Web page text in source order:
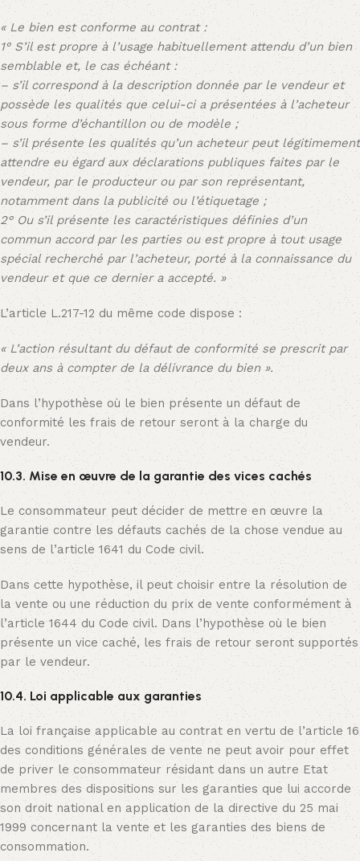
« Le bien est conforme au contrat :
1° S’il est propre à l’usage habituellement attendu d’un bien
semblable et, le cas échéant :
– s’il correspond à la description donnée par le vendeur et
possède les qualités que celui-ci a présentées à l’acheteur
sous forme d’échantillon ou de modèle ;
– s’il présente les qualités qu’un acheteur peut légitimement
attendre eu égard aux déclarations publiques faites par le
vendeur, par le producteur ou par son représentant,
notamment dans la publicité ou l’étiquetage ;
2° Ou s’il présente les caractéristiques définies d’un
commun accord par les parties ou est propre à tout usage
spécial recherché par l’acheteur, porté à la connaissance du
vendeur et que ce dernier a accepté. »
L’article L.217-12 du même code dispose :
« L’action résultant du défaut de conformité se prescrit par
deux ans à compter de la délivrance du bien ».
Dans l’hypothèse où le bien présente un défaut de
conformité les frais de retour seront à la charge du
vendeur.
10.3. Mise en œuvre de la garantie des vices cachés
Le consommateur peut décider de mettre en œuvre la
garantie contre les défauts cachés de la chose vendue au
sens de l’article 1641 du Code civil.
Dans cette hypothèse, il peut choisir entre la résolution de
la vente ou une réduction du prix de vente conformément à
l’article 1644 du Code civil. Dans l’hypothèse où le bien
présente un vice caché, les frais de retour seront supportés
par le vendeur.
10.4. Loi applicable aux garanties
La loi française applicable au contrat en vertu de l’article 16
des conditions générales de vente ne peut avoir pour effet
de priver le consommateur résidant dans un autre Etat
membres des dispositions sur les garanties que lui accorde
son droit national en application de la directive du 25 mai
1999 concernant la vente et les garanties des biens de
consommation.